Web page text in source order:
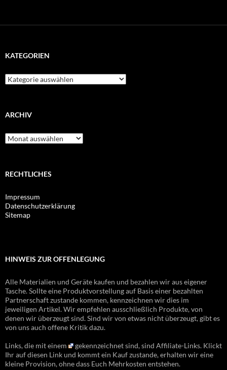
KATEGORIEN
Kategorien
ARCHIV
Archiv
RECHTLICHES
Impressum
Datenschutzerklärung
Sitemap
HINWEIS ZUR OFFENLEGUNG
Alle Materialien und Geräte kaufen und bezahlen wir aus eigener
Tasche. Sollte eine Produktvorstellung auf Basis einer bezahlten
Partnerschaft zustande kommen, kennzeichnen wir dies im
jeweiligen Artikel. Wir empfehlen ausschließlich Produkte, von
denen wir überzeugt sind. Sind wir von etwas nicht überzeugt, gibt es
von uns auch offene Kritik dazu.
Links, die mit einem
gekennzeichnet sind, sind Affiliate-Links. Klickt
Ihr auf diesen Link und kommt ein Kauf zustande, erhalten wir eine
kleine Provision, ohne dass Euch Mehrkosten entstehen.